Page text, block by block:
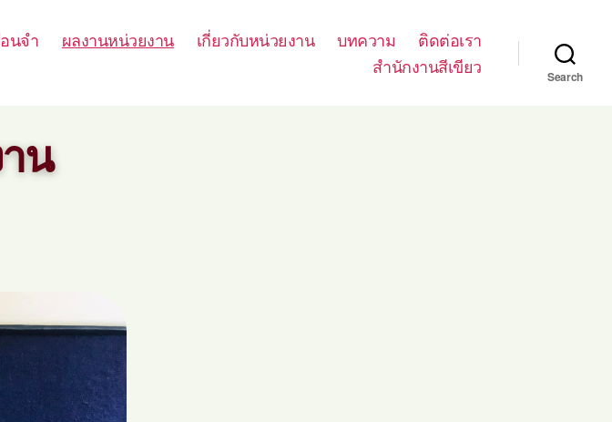
นจำ ผลงานหน่วยงาน เกี่ยวกับหน่วยงาน บทความ
ติดต่อเรา
สำนักงานสีเขียว
Search
น